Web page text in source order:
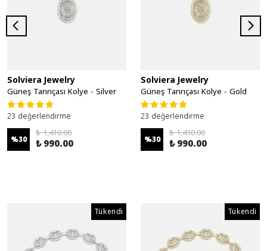
Solviera Jewelry
Güneş Tanrıçası Kolye - Silver
23 değerlendirme
%30
₺ 1,410.00
₺ 990.00
Solviera Jewelry
Güneş Tanrıçası Kolye - Gold
23 değerlendirme
%30
₺ 1,410.00
₺ 990.00
Tükendi Tükendi